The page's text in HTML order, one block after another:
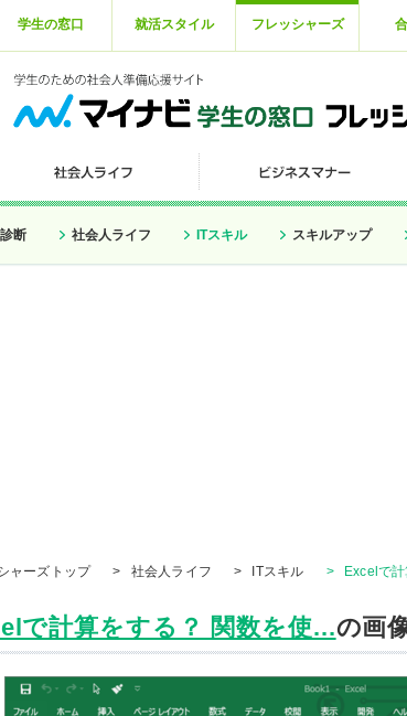
学生の窓口 就活スタイル フレッシャーズ
診断 社会人ライフ ITスキル スキルアップ
ャーズトップ > 社会人ライフ > ITスキル > Excelで
で計算をする？ 関数を使...の画